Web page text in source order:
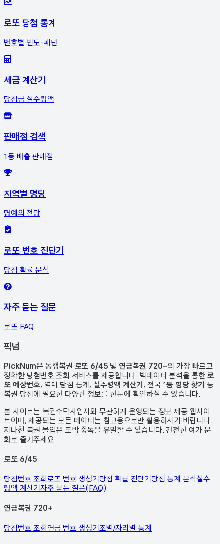
로또 당첨 통계
번호별 빈도·패턴
세금 계산기
당첨금 실수령액
판매점 검색
1등 배출 판매점
지역별 명당
명예의 전당
로또 번호 진단기
당첨 확률 분석
자주 묻는 질문
로또 FAQ
픽넘
PickNum은 동행복권 로또 6/45 및 연금복권 720+의 가장 빠르고
정확한 당첨번호 조회 서비스를 제공합니다. 빅데이터 분석을 통한 로
또 예상번호, 역대 당첨 통계, 실수령액 계산기, 전국 1등 명당 찾기 등
복권 당첨에 필요한 다양한 정보를 한눈에 확인하실 수 있습니다.
본 사이트는 복권수탁사업자와 무관하게 운영되는 정보 제공 웹사이
트이며, 제공되는 모든 데이터는 참고용으로만 활용하시기 바랍니다.
지나친 복권 몰입은 도박 중독을 유발할 수 있습니다. 건전한 여가 문
화로 즐겨주세요.
로또 6/45
당첨번호 조회로또 번호 생성기당첨 확률 진단기당첨 통계 분석실수
령액 계산기자주 묻는 질문(FAQ)
연금복권 720+
당첨번호 조회연금 번호 생성기조별/자리별 통계